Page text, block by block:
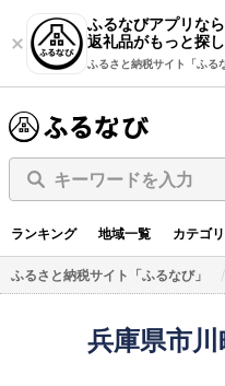
ふるなびアプリなら
返礼品がもっと探
ふるさと納税サイト「ふる
キーワードを入力
ランキング 地域一覧 カテゴリ
ふるさと納税サイト「ふるなび」
兵庫県市